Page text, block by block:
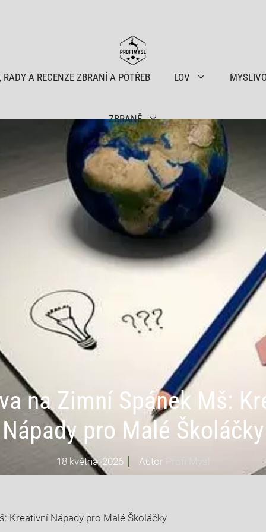
A RECENZE ZBRANÍ A POTŘEB LOV
ZBRANĚ
na Zimní Spánek Mš:
Nápady pro Malé Školáčky
18 května, 2026 Autor Profi Mysl
Kreativní Nápady pro Malé Školáčky